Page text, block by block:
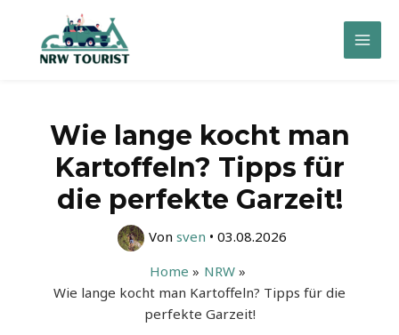
springen
Main
Wie lange kocht man
Kartoffeln? Tipps für
die perfekte Garzeit!
Von sven • 03.08.2026
Home
NRW
Wie lange kocht man Kartoffeln? Tipps für die
perfekte Garzeit!